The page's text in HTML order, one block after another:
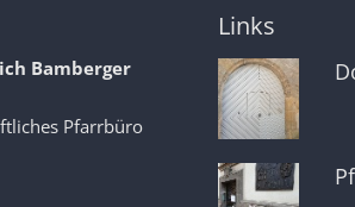
Bamberger
Pfarrbüro
Links